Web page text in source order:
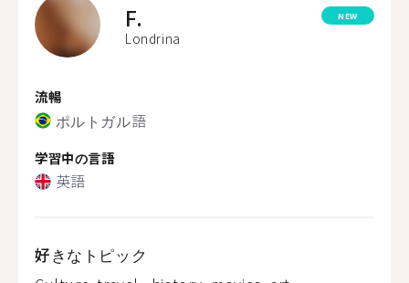
F.
Londrina
NEW
流暢
ポルトガル語
学習中の言語
英語
好きなトピック